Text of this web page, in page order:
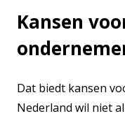
Kansen
Dat biedt kansen
Nederland wil niet